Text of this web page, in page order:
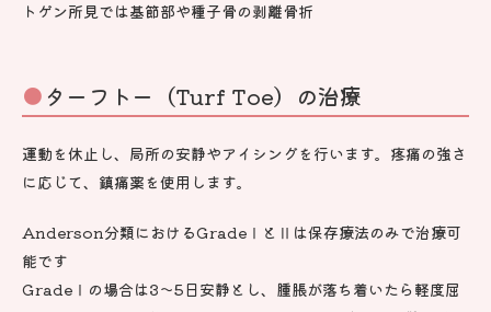
トゲン所見では基節部や種子骨の剥離骨折
ターフトー（Turf Toe）の治療
運動を休止し、局所の安静やアイシングを行います。疼痛の強さ
に応じて、鎮痛薬を使用します。
Anderson分類におけるGradeⅠとⅡは保存療法のみで治療可
能です
GradeⅠの場合は3～5日安静とし、腫脹が落ち着いたら軽度屈